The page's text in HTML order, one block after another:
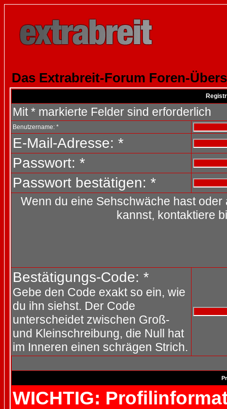
Das Extrabreit-Forum Foren-
Mit * markierte Felder sind erforderlich
Benutzername: *
E-Mail-Adresse: *
Passwort: *
Passwort bestätigen: *
Wenn du eine Sehschwäche hast
kannst, kontaktiere
Bestätigungs-Code: *
Gebe den Code exakt so ein, wie
du ihn siehst. Der Code
unterscheidet zwischen Groß-
und Kleinschreibung, die Null hat
im Inneren einen schrägen Strich.
WICHTIG: